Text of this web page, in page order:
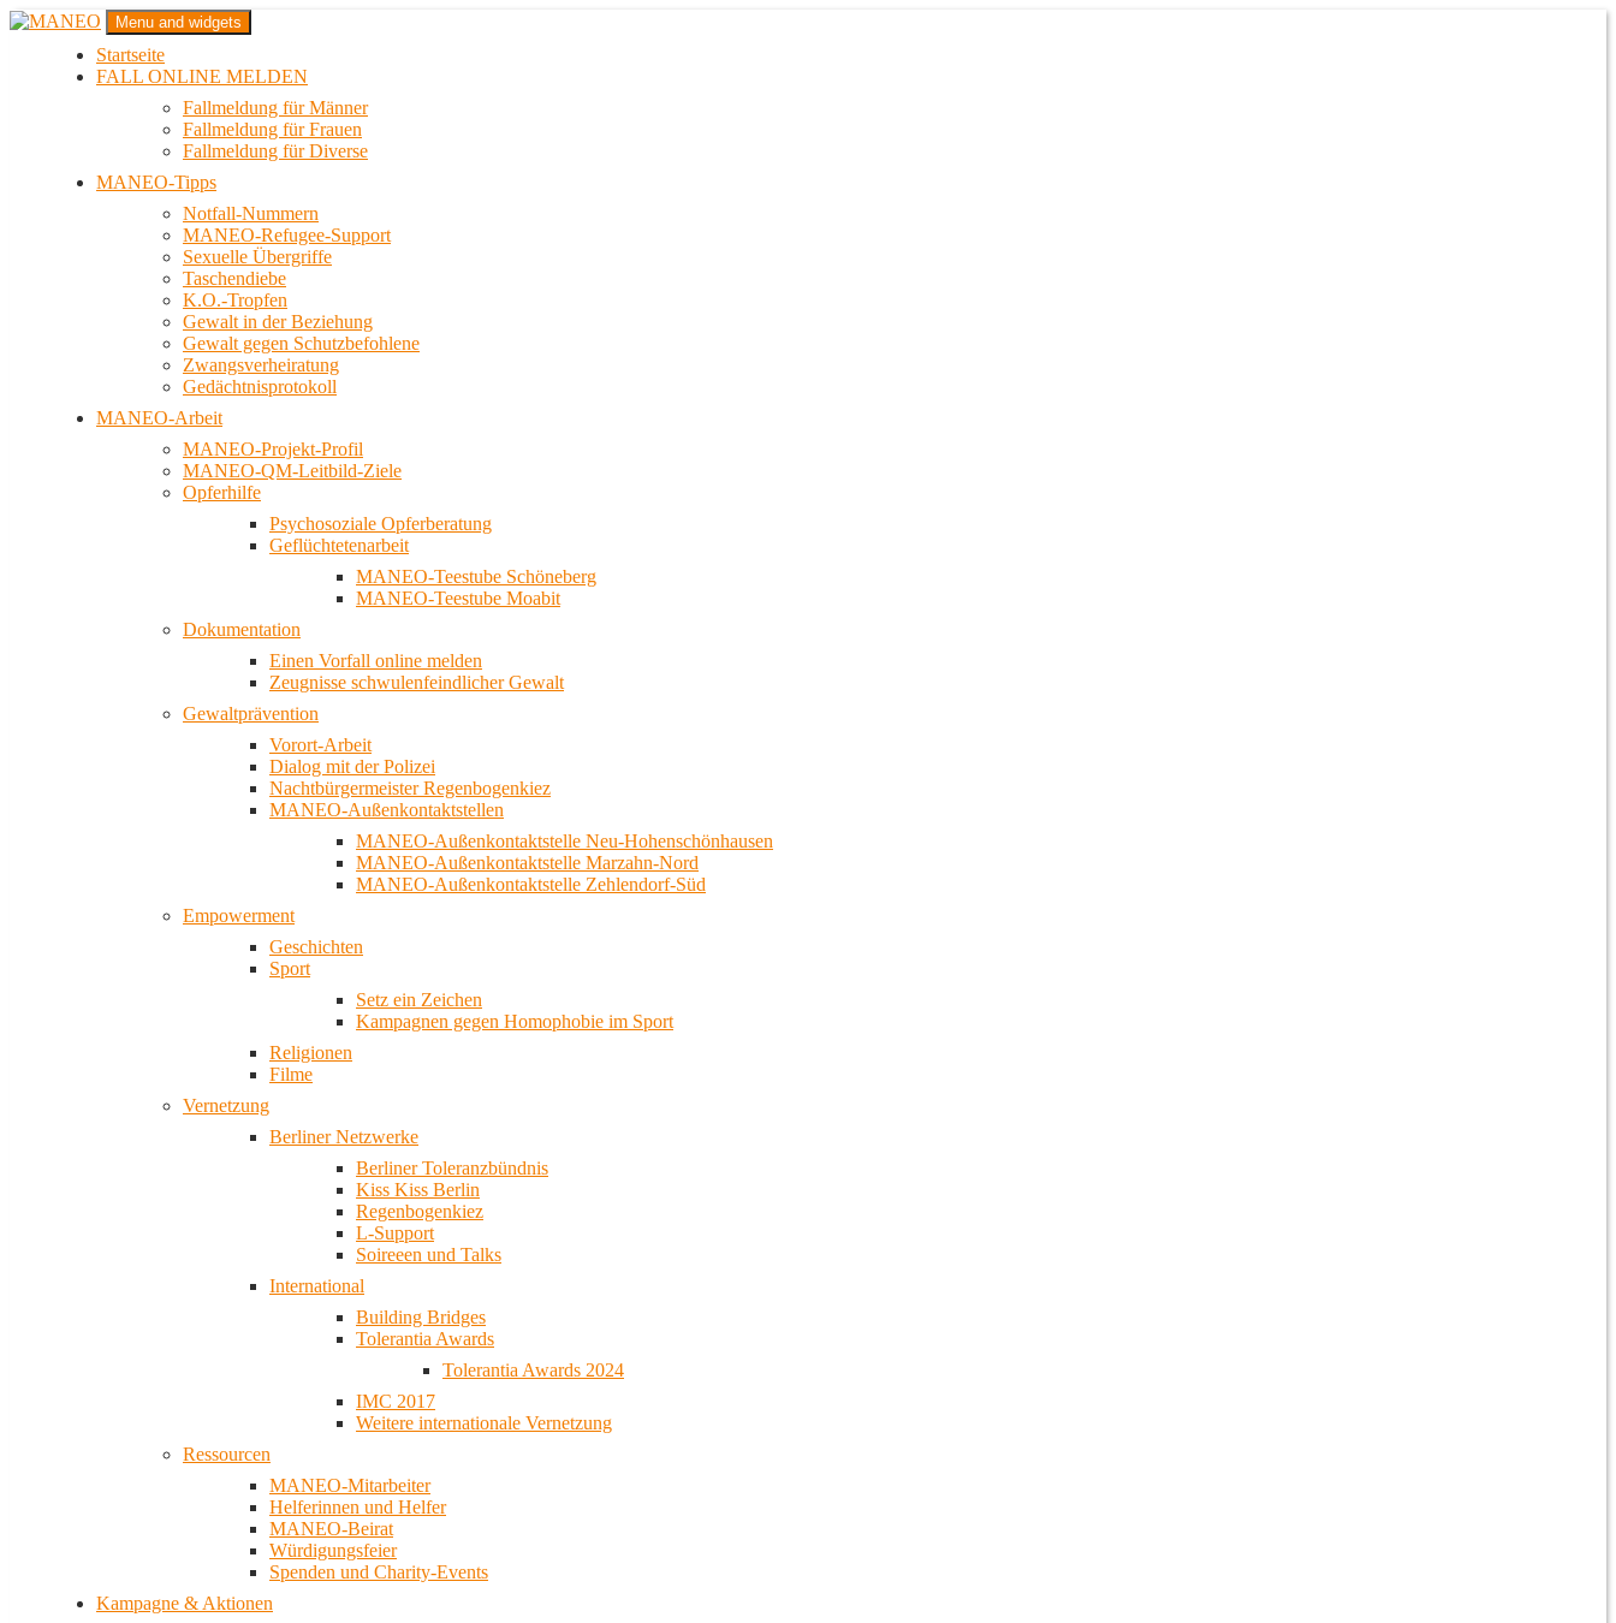
Zum
MANEO
Das schwule Anti-Gewalt-Projekt in Berlin
Menu and widgets
Startseite
FALL ONLINE MELDEN
Fallmeldung für Männer
Fallmeldung für Frauen
Fallmeldung für Diverse
MANEO-Tipps
Notfall-Nummern
MANEO-Refugee-Support
Sexuelle Übergriffe
Taschendiebe
K.O.-Tropfen
Gewalt in der Beziehung
Gewalt gegen Schutzbefohlene
Zwangsverheiratung
Gedächtnisprotokoll
MANEO-Arbeit
MANEO-Projekt-Profil
MANEO-QM-Leitbild-Ziele
Opferhilfe
Psychosoziale Opferberatung
Geflüchtetenarbeit
MANEO-Teestube Schöneberg
MANEO-Teestube Moabit
Dokumentation
Einen Vorfall online melden
Zeugnisse schwulenfeindlicher Gewalt
Gewaltprävention
Vorort-Arbeit
Dialog mit der Polizei
Nachtbürgermeister Regenbogenkiez
MANEO-Außenkontaktstellen
MANEO-Außenkontaktstelle Neu-Hohenschönhausen
MANEO-Außenkontaktstelle Marzahn-Nord
MANEO-Außenkontaktstelle Zehlendorf-Süd
Empowerment
Geschichten
Sport
Setz ein Zeichen
Kampagnen gegen Homophobie im Sport
Religionen
Filme
Vernetzung
Berliner Netzwerke
Berliner Toleranzbündnis
Kiss Kiss Berlin
Regenbogenkiez
L-Support
Soireeen und Talks
International
Building Bridges
Tolerantia Awards
Tolerantia Awards 2024
IMC 2017
Weitere internationale Vernetzung
Ressourcen
MANEO-Mitarbeiter
Helferinnen und Helfer
MANEO-Beirat
Würdigungsfeier
Spenden und Charity-Events
Kampagne & Aktionen